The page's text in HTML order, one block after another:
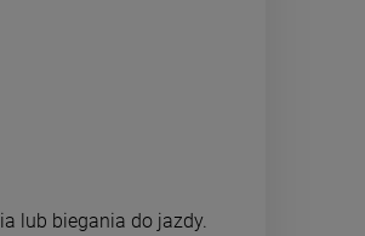
lub biegania do jazdy.